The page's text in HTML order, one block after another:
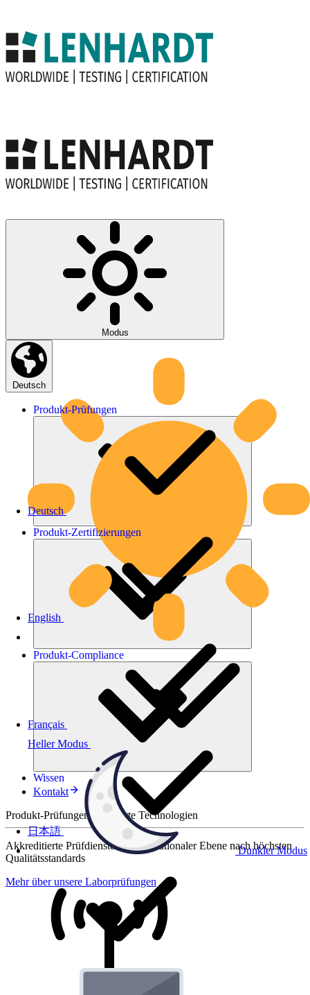
Modus
Heller Modus
Dunkler Modus
Deutsch
Deutsch
English
Français
日本語
Produkt-Prüfungen
Produkt-Zertifizierungen
Produkt-Compliance
Wissen
Kontakt
Produkt-Prüfungen für smarte Technologien
Akkreditierte Prüfdienste auf internationaler Ebene nach höchsten
Qualitätsstandards
Mehr über unsere Laborprüfungen